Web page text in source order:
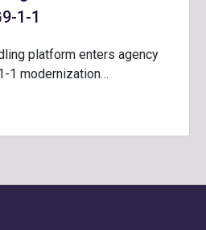
1-1
platform enters agency
1 modernization…